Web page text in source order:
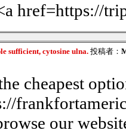
href=https://
sufficient, cytosine ulna. 投稿者：
cheapest
our